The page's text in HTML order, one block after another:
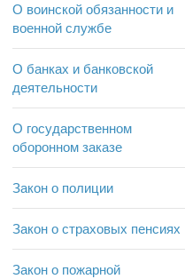
О воинской обязанности и
военной службе
О банках и банковской
деятельности
О государственном
оборонном заказе
Закон о полиции
Закон о страховых пенсиях
Закон о пожарной